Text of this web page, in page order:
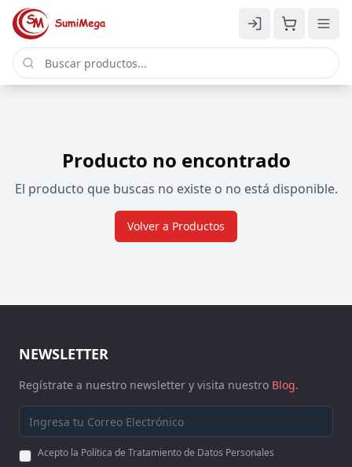
Producto no encontrado
El producto que buscas no existe o no está disponible.
Volver a Productos
NEWSLETTER
Regístrate a nuestro newsletter y visita nuestro Blog.
Acepto la Política de Tratamiento de Datos Personales